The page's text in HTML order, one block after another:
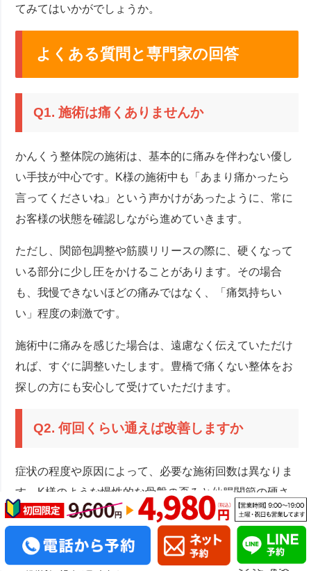
てみてはいかがでしょうか。
よくある質問と専門家の回答
Q1. 施術は痛くありませんか
かんくう整体院の施術は、基本的に痛みを伴わない優し
い手技が中心です。K様の施術中も「あまり痛かったら
言ってくださいね」という声かけがあったように、常に
お客様の状態を確認しながら進めていきます。
ただし、関節包調整や筋膜リリースの際に、硬くなって
いる部分に少し圧をかけることがあります。その場合
も、我慢できないほどの痛みではなく、「痛気持ちい
い」程度の刺激です。
施術中に痛みを感じた場合は、遠慮なく伝えていただけ
れば、すぐに調整いたします。豊橋で痛くない整体をお
探しの方にも安心して受けていただけます。
Q2. 何回くらい通えば改善しますか
症状の程度や原因によって、必要な施術回数は異なりま
す。K様のような慢性的な骨盤の歪みと仙腸関節の硬さ
の場合、初回で痛みが軽減されても、根本的な改善には
一般的には、週1回のペースで3〜5回の施術で大きな改